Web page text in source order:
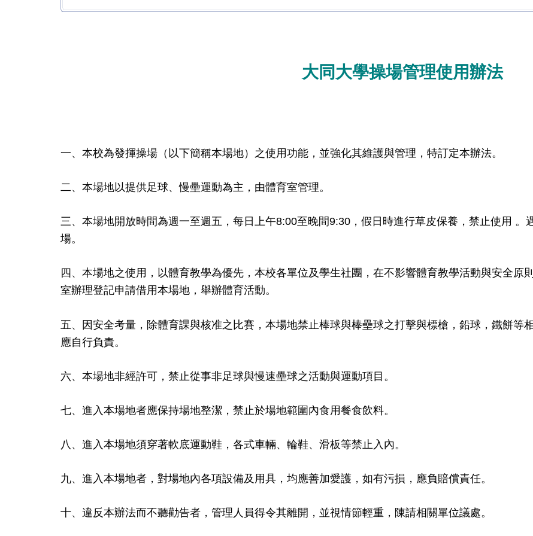
大同大學操場管理使用辦法
一、本校為發揮操場（以下簡稱本場地）之使用功能，並強化其維護與管理，特訂定本辦法。
二、本場地以提供足球、慢壘運動為主，由體育室管理。
三、本場地開放時間為週一至週五，每日上午8:00至晚間9:30，假日時進行草皮保養，禁止使用
場。
四、本場地之使用，以體育教學為優先，本校各單位及學生社團，在不影響體育教學活動與安全原
室辦理登記申請借用本場地，舉辦體育活動。
五、因安全考量，除體育課與核准之比賽，本場地禁止棒球與棒壘球之打擊與標槍，鉛球，鐵餅等
應自行負責。
六、本場地非經許可，禁止從事非足球與慢速壘球之活動與運動項目。
七、進入本場地者應保持場地整潔，禁止於場地範圍內食用餐食飲料。
八、進入本場地須穿著軟底運動鞋，各式車輛、輪鞋、滑板等禁止入內。
九、進入本場地者，對場地內各項設備及用具，均應善加愛護，如有污損，應負賠償責任。
十、違反本辦法而不聽勸告者，管理人員得令其離開，並視情節輕重，陳請相關單位議處。